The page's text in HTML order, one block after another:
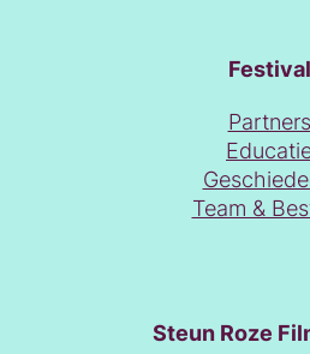
Festival
Partners
Team &
Steun Roze